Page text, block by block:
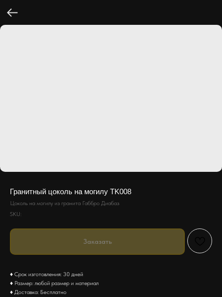
Гранитный цоколь на могилу TK008
Цоколь на могилу из гранита Габбро Диабаз
SKU:
Заказать
♦ Срок изготовления: 30 дней
♦ Размер: любой размер и материал
♦ Доставка: Бесплатно